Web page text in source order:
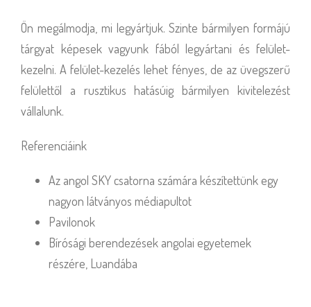
Ön megálmodja, mi legyártjuk. Szinte bármilyen formájú
tárgyat képesek vagyunk fából legyártani és felület-
kezelni. A felület-kezelés lehet fényes, de az üvegszerű
felülettől a rusztikus hatásúig bármilyen kivitelezést
vállalunk.
Referenciáink
Az angol SKY csatorna számára készítettünk egy
nagyon látványos médiapultot
Pavilonok
Bírósági berendezések angolai egyetemek
részére, Luandába